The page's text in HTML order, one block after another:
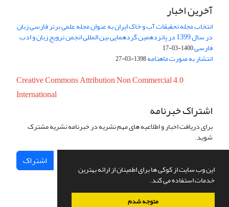
این وب سایت از کوکی ها برای اطمینان از ارائه بهترین
خدمات استفاده می کند.
متوجه شدم
آخرین اخبار
انتخاب مجله تحقیقات آب و خاک ایران به عنوان مجله علمی برتر فارسی زبان
در سال 1399 در پانزدهمین گردهمایی بین المللی انجمن ترویج زبان و ادب
فارسی1400-03-17
انتشار به صورت ماهنامه1398-03-27
Creative Commons Attribution Non Commercial 4.0
International
اشتراک خبرنامه
برای دریافت اخبار و اطلاعیه های مهم نشریه در خبرنامه نشریه مشترک
شوید.
اشتراک